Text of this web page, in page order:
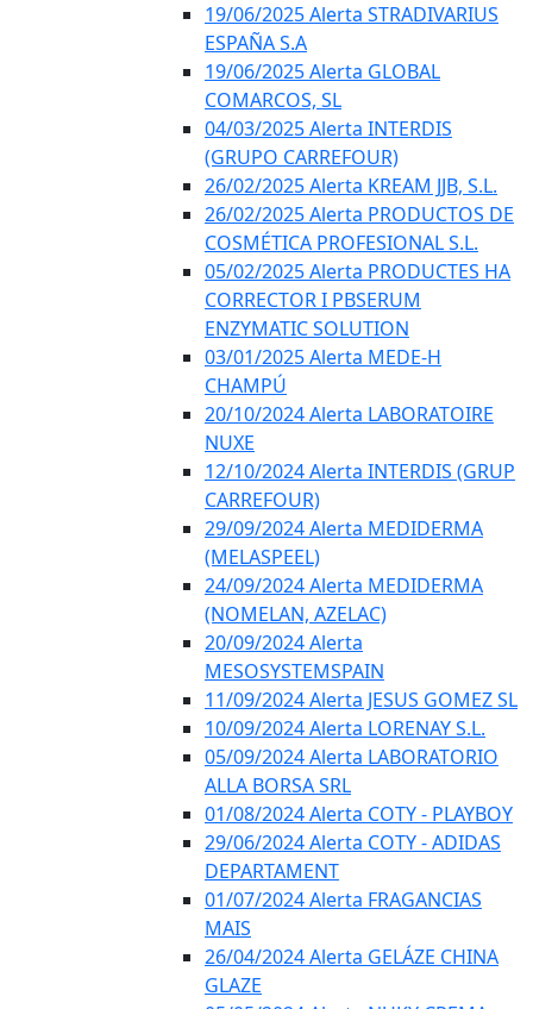
19/06/2025 Alerta STRADIVARIUS
ESPAÑA S.A
19/06/2025 Alerta GLOBAL
COMARCOS, SL
04/03/2025 Alerta INTERDIS
(GRUPO CARREFOUR)
26/02/2025 Alerta KREAM JJB, S.L.
26/02/2025 Alerta PRODUCTOS DE
COSMÉTICA PROFESIONAL S.L.
05/02/2025 Alerta PRODUCTES HA
CORRECTOR I PBSERUM
ENZYMATIC SOLUTION
03/01/2025 Alerta MEDE-H
CHAMPÚ
20/10/2024 Alerta LABORATOIRE
NUXE
12/10/2024 Alerta INTERDIS (GRUP
CARREFOUR)
29/09/2024 Alerta MEDIDERMA
(MELASPEEL)
24/09/2024 Alerta MEDIDERMA
(NOMELAN, AZELAC)
20/09/2024 Alerta
MESOSYSTEMSPAIN
11/09/2024 Alerta JESUS GOMEZ SL
10/09/2024 Alerta LORENAY S.L.
05/09/2024 Alerta LABORATORIO
ALLA BORSA SRL
01/08/2024 Alerta COTY - PLAYBOY
29/06/2024 Alerta COTY - ADIDAS
DEPARTAMENT
01/07/2024 Alerta FRAGANCIAS
MAIS
26/04/2024 Alerta GELÁZE CHINA
GLAZE